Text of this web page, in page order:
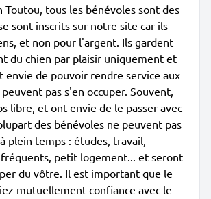
Toutou, tous les bénévoles sont des
sont inscrits sur notre site car ils
et non pour l'argent. Ils gardent
du chien par plaisir uniquement et
envie de pouvoir rendre service aux
pas s'en occuper. Souvent,
libre, et ont envie de le passer avec
des bénévoles ne peuvent pas
plein temps : études, travail,
petit logement... et seront
du vôtre. Il est important que le
mutuellement confiance avec le